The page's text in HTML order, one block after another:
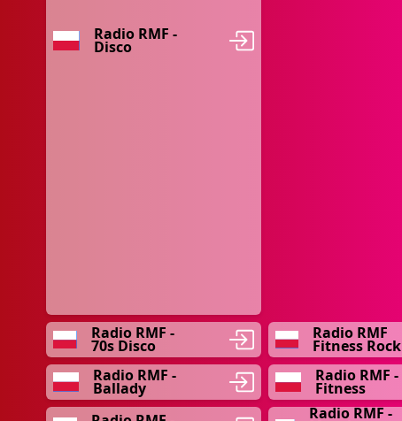
Radio RMF -
Disco
Radio RMF -
70s Disco
Radio RMF
Fitness Rock
Radio RMF -
Ballady
Radio RMF -
Fitness
Radio RMF -